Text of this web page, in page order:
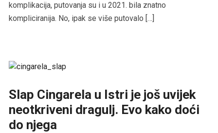
komplikacija, putovanja su i u 2021. bila znatno
kompliciranija. No, ipak se više putovalo […]
Slap Cingarela u Istri je još uvijek
neotkriveni dragulj. Evo kako doći
do njega